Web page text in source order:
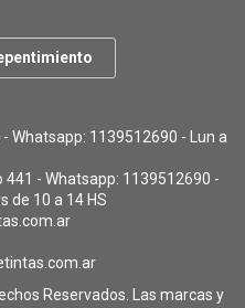
Whatsapp: 1139512690 - Lun a
441 - Whatsapp: 1139512690 -
de 10 a 14 HS
Reservados. Las marcas y